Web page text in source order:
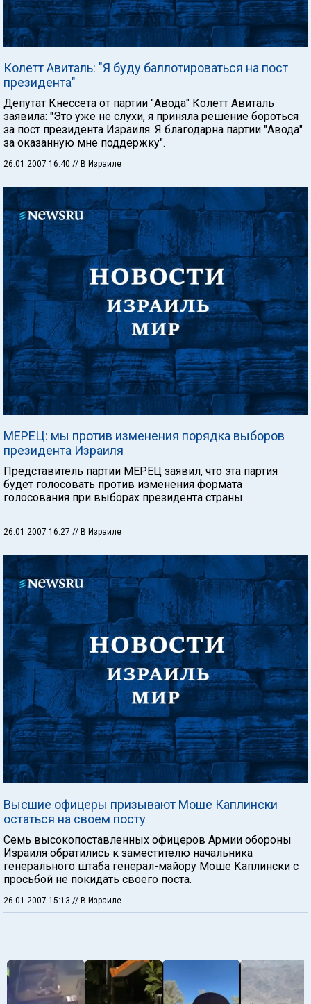
Колетт Авиталь: "Я буду баллотироваться на пост
президента"
Депутат Кнессета от партии "Авода" Колетт Авиталь
заявила: "Это уже не слухи, я приняла решение бороться
за пост президента Израиля. Я благодарна партии "Авода"
за оказанную мне поддержку".
26.01.2007 16:40 // В Израиле
МЕРЕЦ: мы против изменения порядка выборов
президента Израиля
Представитель партии МЕРЕЦ заявил, что эта партия
будет голосовать против изменения формата
голосования при выборах президента страны.
26.01.2007 16:27 // В Израиле
Высшие офицеры призывают Моше Каплински
остаться на своем посту
Семь высокопоставленных офицеров Армии обороны
Израиля обратились к заместителю начальника
генерального штаба генерал-майору Моше Каплински с
просьбой не покидать своего поста.
26.01.2007 15:13 // В Израиле